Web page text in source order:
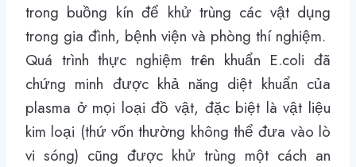
trong buồng kín để khử trùng các vật dụng
trong gia đình, bệnh viện và phòng thí nghiệm.
Quá trình thực nghiệm trên khuẩn E.coli đã
chứng minh được khả năng diệt khuẩn của
plasma ở mọi loại đồ vật, đặc biệt là vật liệu
kim loại (thứ vốn thường không thể đưa vào lò
vi sóng) cũng được khử trùng một cách an